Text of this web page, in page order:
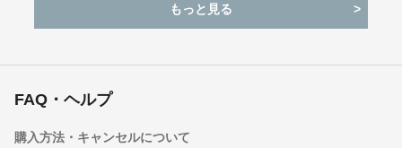
もっと見る
FAQ・ヘルプ
購入方法・キャンセルについて